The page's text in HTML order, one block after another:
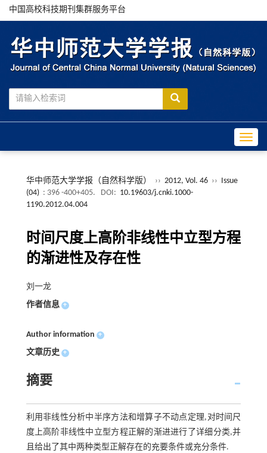
中国高校科技期刊集群服务平台
华中师范大学学报（自然科学版） ›› 2012, Vol. 46 ››
Issue
(04) : 396 -400+405. DOI: 10.19603/j.cnki.1000-
1190.2012.04.004
时间尺度上高阶非线性中立型方程
的渐进性及存在性
刘一龙
作者信息 +
Author information +
文章历史 +
摘要
利用非线性分析中半序方法和增算子不动点定理,对时间尺
度上高阶非线性中立型方程正解的渐进进行了详细分类,并
且给出了其中两种类型正解存在的充要条件或充分条件.